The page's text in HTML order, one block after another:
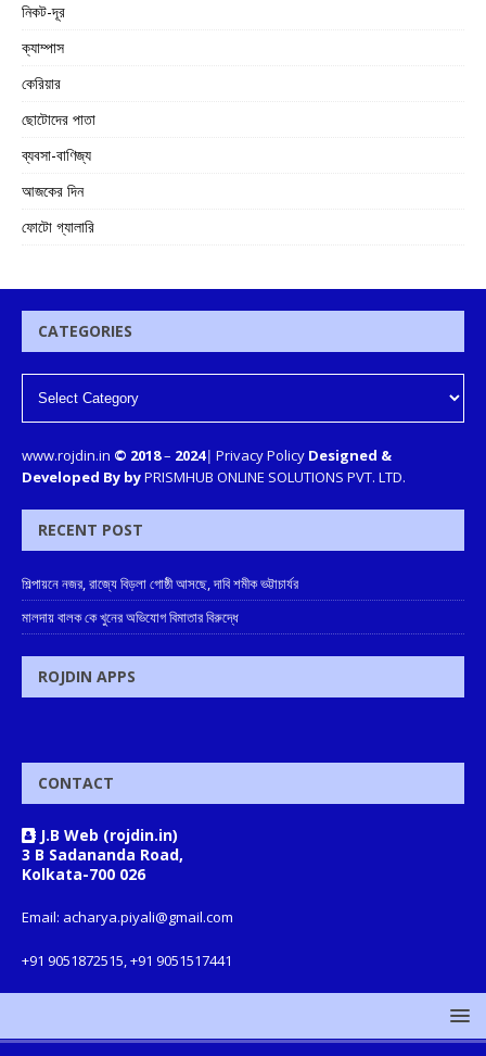
নিকট-দূর
ক্যাম্পাস
কেরিয়ার
ছোটোদের পাতা
ব্যবসা-বাণিজ্য
আজকের দিন
ফোটো গ্যালারি
CATEGORIES
www.rojdin.in © 2018– 2024| Privacy Policy Designed &
Developed By byPRISMHUB ONLINE SOLUTIONS PVT. LTD.
RECENT POST
শিল্পায়নে নজর, রাজ্যে বিড়লা গোষ্ঠী আসছে, দাবি শমীক ভট্টাচার্যর
মালদায় বালক কে খুনের অভিযোগ বিমাতার বিরুদ্ধে
ROJDIN APPS
CONTACT
J.B Web (rojdin.in)
3 B Sadananda Road,
Kolkata-700 026
Email: acharya.piyali@gmail.com
+91 9051872515, +91 9051517441